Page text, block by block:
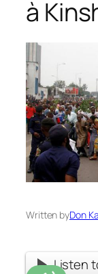
à
Written byDon
Listen